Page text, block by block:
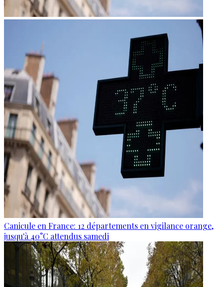
Canicule en France: 12 départements en vigilance orange,
jusqu'à 40°C attendus samedi